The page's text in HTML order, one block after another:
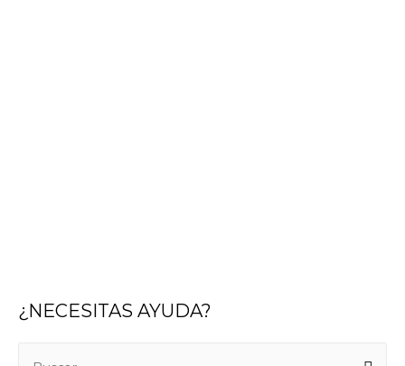
¿NECESITAS AYUDA?